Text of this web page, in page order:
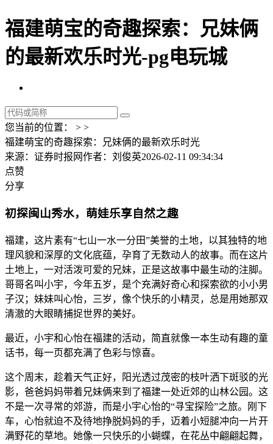
福建萌宝的奇趣探索：兄妹俩
的最新欢乐时光-pg电玩城
您当前的位置： > >
福建萌宝的奇趣探索：兄妹俩的最新欢乐时光
来源：证券时报网作者：刘俊英2026-02-11 09:34:34
点赞
分享
初探闽山秀水，萌娃乐享自然之趣
福建，这片素有“七山一水一分田”美誉的土地，以其独特的地
理风貌和深厚的文化底蕴，孕育了无数动人的故事。而在这片
土地上，一对活泼可爱的兄妹，正是这故事中最生动的注脚。
哥哥名叫小宇，今年五岁，是个充满好奇心和探索欲的小小男
子汉；妹妹叫心怡，三岁，像个快乐的小精灵，总是用她那双
清澈的大眼睛捕捉世界的美好。
最近，小宇和心怡在福建的活动，简直就像一本生动有趣的童
话书，每一页都充满了色彩与惊喜。
这个周末，趁着天气正好，阳光透过茂密的枝叶洒下斑驳的光
影，爸爸妈妈带着兄妹俩来到了福建一处近郊的山林公园。这
不是一次寻常的郊游，而是小宇心怡的“寻宝探险”之旅。刚下
车，心怡就迫不及待地挣脱妈妈的手，迈着小短腿冲向一片开
满野花的草地。她像一只快乐的小蝴蝶，在花丛中翩翩起舞，